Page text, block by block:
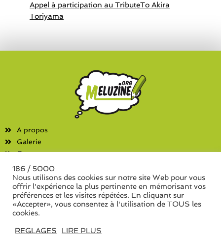
Appel à participation au TributeTo Akira
Toriyama
A propos
Galerie
Contact
Fanzines
Liste des associations
Liste des séries de fanzine
186 / 5000
Nous utilisons des cookies sur notre site Web pour vous
offrir l'expérience la plus pertinente en mémorisant vos
préférences et les visites répétées. En cliquant sur
«Accepter», vous consentez à l'utilisation de TOUS les
cookies.
REGLAGES LIRE PLUS